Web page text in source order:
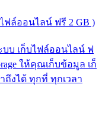
ฟล์ออนไลน์ ฟรี 2 GB )
บบ เก็บไฟล์ออนไลน์ ฟ
ให้คุณเก็บข้อมูล เก็
ถึงได้ ทุกที่ ทุกเวลา